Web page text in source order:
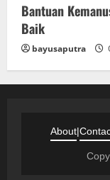
Bantuan
Baik
bayusaputra
About|